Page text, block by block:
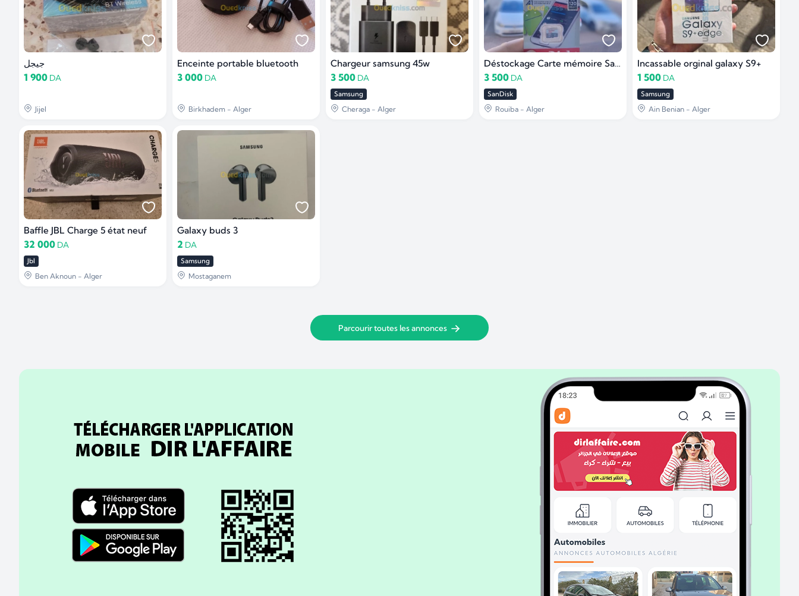
جيجل
1 900 DA
Jijel
Enceinte portable bluetooth
3 000 DA
Birkhadem - Alger
Chargeur samsung 45w
3 500 DA
Samsung
Cheraga - Alger
Déstockage Carte mémoire SanDisk Ultra 256Go
3 500 DA
SanDisk
Rouiba - Alger
Incassable orginal galaxy S9+
1 500 DA
Samsung
Ain Benian - Alger
Baffle JBL Charge 5 état neuf
32 000 DA
Jbl
Ben Aknoun - Alger
Galaxy buds 3
2 DA
Samsung
Mostaganem
Parcourir toutes les annonces